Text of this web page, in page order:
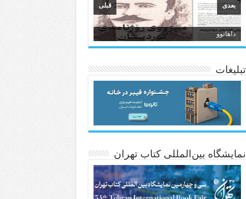
سیروان
قبلی بعدی
تبلیغات
نمایشگاه بین‌المللی کتاب تهران